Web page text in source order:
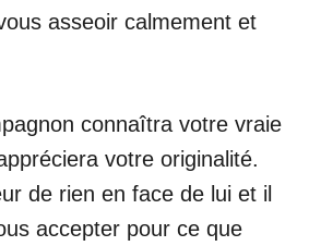
asseoir calmement et
connaîtra votre vraie
votre originalité.
de rien en face de lui et il
accepter pour ce que